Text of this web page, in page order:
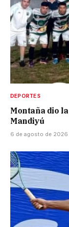
DEPORTES
Montaña dio
Mandiyú
6 de agosto de 2026